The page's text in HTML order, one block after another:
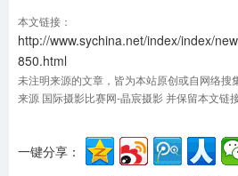
本文链接：
http://www.sychina.net/index/index/
850.html
未注明来源的文章，皆为本站原创或自网络搜
来源 国际摄影比赛网-晶宸摄影 并保留本文链接
一键分享：